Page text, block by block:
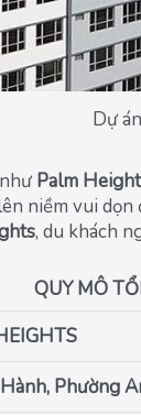
Dự
Palm
niềm vui
, du khách
QUY MÔ
Phường